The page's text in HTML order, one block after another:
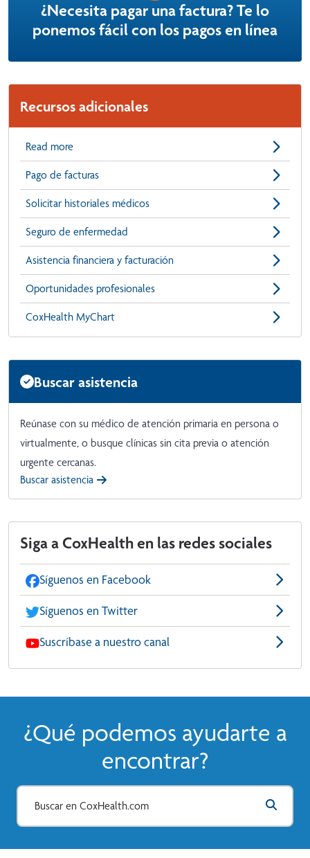
¿Necesita pagar una factura? Te lo
ponemos fácil con los pagos en línea
Recursos adicionales
Read more
Pago de facturas
Solicitar historiales médicos
Seguro de enfermedad
Asistencia financiera y facturación
Oportunidades profesionales
CoxHealth MyChart
Buscar asistencia
Reúnase con su médico de atención primaria en persona o
virtualmente, o busque clínicas sin cita previa o atención
urgente cercanas.
Buscar asistencia
Siga a CoxHealth en las redes sociales
Síguenos en Facebook
Síguenos en Twitter
Suscríbase a nuestro canal
¿Qué podemos ayudarte a
encontrar?